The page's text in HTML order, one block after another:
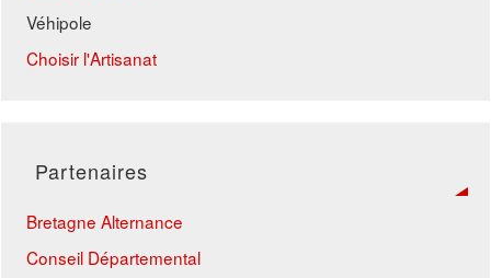
Véhipole
Choisir l'Artisanat
Partenaires
Bretagne Alternance
Conseil Départemental